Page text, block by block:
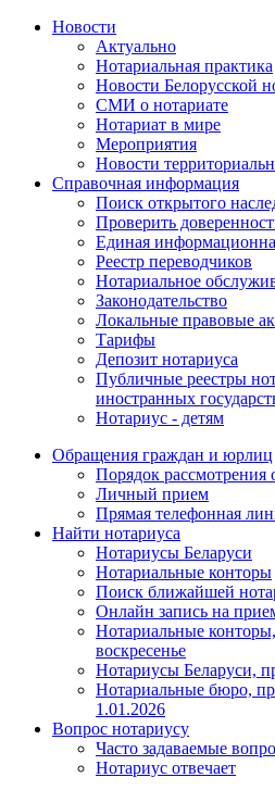
Новости
Актуально
Нотариальная практика
Новости Белорусской
СМИ о нотариате
Нотариат в мире
Мероприятия
Новости
Справочная информация
Поиск открытого
Проверить
Единая
Реестр переводчиков
Нотариальное
Законодательство
Локальные правовые
Тарифы
Депозит нотариуса
Публичные реестры
иностранных
Нотариус - детям
Обращения граждан и юрлиц
Порядок рассмотрения
Личный прием
Прямая телефонная
Найти нотариуса
Нотариусы Беларуси
Нотариальные конторы
Поиск ближайшей
Онлайн запись на
Нотариальные
воскресенье
Нотариусы Беларуси,
Нотариальные бюро,
1.01.2026
Вопрос нотариусу
Часто задаваемые
Нотариус отвечает